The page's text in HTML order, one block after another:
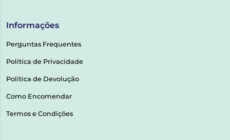
Informações
Perguntas Frequentes
Política de Privacidade
Política de Devolução
Como Encomendar
Termos e Condições